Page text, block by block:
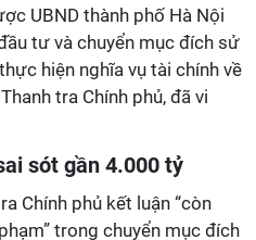
UBND thành phố Hà Nội
tư và chuyển mục đích sử
hiện nghĩa vụ tài chính về
tra Chính phủ, đã vi
sót gần 4.000 tỷ
Chính phủ kết luận “còn
trong chuyển mục đích